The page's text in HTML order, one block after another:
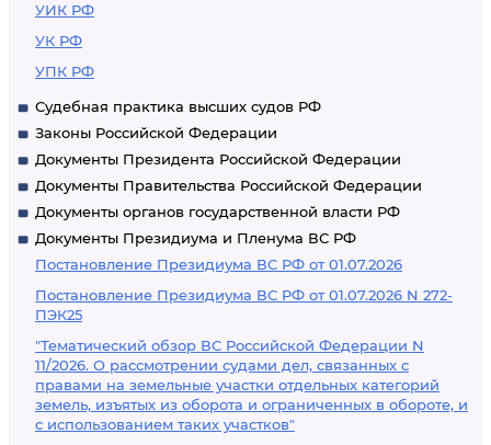
УИК РФ
УК РФ
УПК РФ
Судебная практика высших судов РФ
Законы Российской Федерации
Документы Президента Российской Федерации
Документы Правительства Российской Федерации
Документы органов государственной власти РФ
Документы Президиума и Пленума ВС РФ
Постановление Президиума ВС РФ от 01.07.2026
Постановление Президиума ВС РФ от 01.07.2026 N 272-
ПЭК25
"Тематический обзор ВС Российской Федерации N
11/2026. О рассмотрении судами дел, связанных с
правами на земельные участки отдельных категорий
земель, изъятых из оборота и ограниченных в обороте, и
с использованием таких участков"